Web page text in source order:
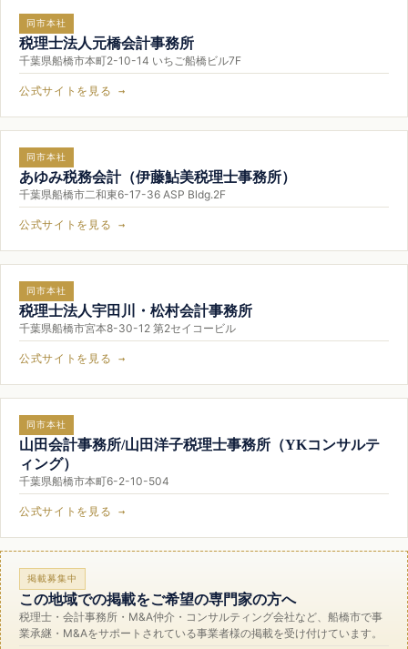
同市本社
税理士法人元橋会計事務所
千葉県船橋市本町2-10-14 いちご船橋ビル7F
公式サイトを見る →
同市本社
あゆみ税務会計（伊藤鮎美税理士事務所）
千葉県船橋市二和東6-17-36 ASP Bldg.2F
公式サイトを見る →
同市本社
税理士法人宇田川・松村会計事務所
千葉県船橋市宮本8-30-12 第2セイコービル
公式サイトを見る →
同市本社
山田会計事務所/山田洋子税理士事務所（YKコンサルテ
ィング）
千葉県船橋市本町6-2-10-504
公式サイトを見る →
掲載募集中
この地域での掲載をご希望の専門家の方へ
税理士・会計事務所・M&A仲介・コンサルティング会社など、船橋市で事
業承継・M&Aをサポートされている事業者様の掲載を受け付けています。